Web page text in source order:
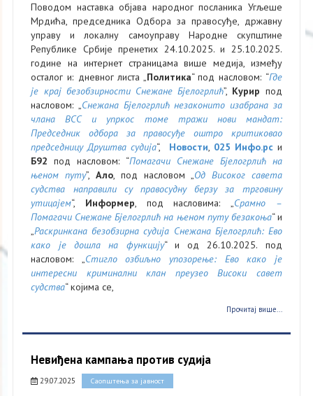
Поводом наставка објава народног посланика Угљеше
Мрдићa, председника Одбора за правосуђе, државну
управу и локалну самоуправу Народне скупштине
Републике Србије пренетих 24.10.2025. и 25.10.2025.
године на интернет страницама више медија, између
осталог и: дневног листа „Политика“ под насловом: “Где
је крај безобзирности Снежане Бјелогрлић”, Курир под
насловом: „Снежана Бјелогрлић незаконито изабрана за
члана ВСС и упркос томе тражи нови мандат:
Председник одбора за правосуђе оштро критиковао
председницу Друштва судија“, Новости, 025 Инфо.рси
Б92под насловом: “Помагачи Снежане Бјелогрлић на
њеном путу”,Ало, под насловом „Од Високог савета
судства направили су правосудну берзу за трговину
утицајем“, Информер, под насловима: „Срамно –
Помагачи Снежане Бјелогрлић на њеном путу безакоња“ и
„Раскринкана безобзирна судија Снежана Бјелогрлић: Ево
како је дошла на функцију“ и од 26.10.2025. под
насловом: „Стигло озбиљно упозорење: Ево како је
интересни криминални клан преузео Високи савет
судства“ којима се,
Прочитај више...
Невиђена кампања против судија
29.07.2025 Саопштења за јавност